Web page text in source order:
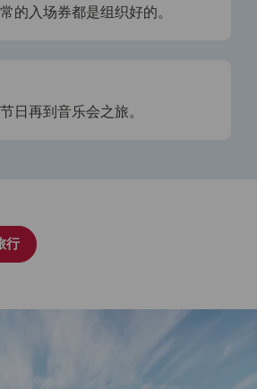
的入场券都是组织好的。
日再到音乐会之旅。
行